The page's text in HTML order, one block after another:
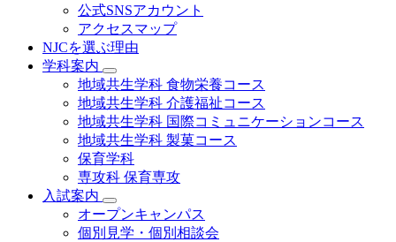
公式SNSアカウント
アクセスマップ
NJCを選ぶ理由
学科案内
地域共⽣学科 ⾷物栄養コース
地域共生学科 介護福祉コース
地域共生学科 国際コミュニケーションコース
地域共⽣学科 製菓コース
保育学科
専攻科 保育専攻
入試案内
オープンキャンパス
個別⾒学・個別相談会